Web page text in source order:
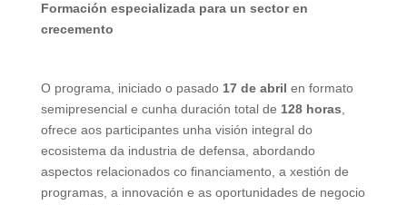
Formación especializada para un sector en
crecemento
O programa, iniciado o pasado 17 de abril en formato
semipresencial e cunha duración total de 128 horas,
ofrece aos participantes unha visión integral do
ecosistema da industria de defensa, abordando
aspectos relacionados co financiamento, a xestión de
programas, a innovación e as oportunidades de negocio